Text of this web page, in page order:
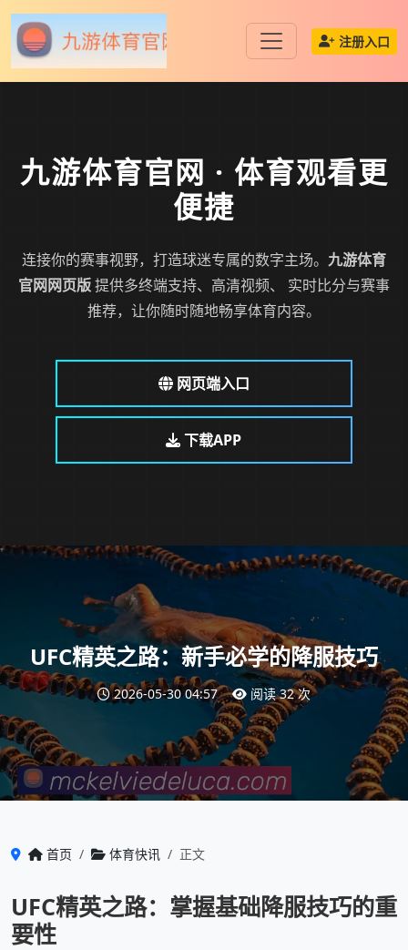
注册入口
九游体育官网 · 体育观看更
便捷
连接你的赛事视野，打造球迷专属的数字主场。 九游体育
官网网页版提供多终端支持、高清视频、 实时比分与赛事
推荐，让你随时随地畅享体育内容。
网页端入口
下载APP
UFC精英之路：新手必学的降服技巧
2026-05-30 04:57 阅读 32 次
首页 体育快讯 正文
UFC精英之路：掌握基础降服技巧的重
要性